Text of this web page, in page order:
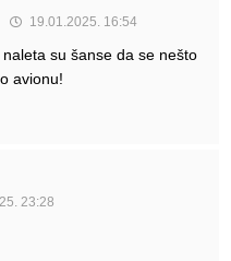
19.01.2025. 16:54
su šanse da se nešto
avionu!
23:28